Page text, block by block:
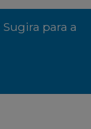
Sugira para a